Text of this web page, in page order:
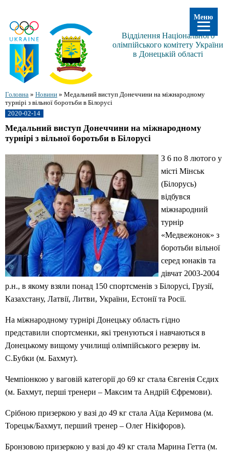
Відділення Національного
олімпійського комітету України
в Донецькій області
Головна » Новини » Медальний виступ Донеччини на міжнародному
турнірі з вільної боротьби в Білорусі
2020-02-14
Медальний виступ Донеччини на міжнародному
турнірі з вільної боротьби в Білорусі
З 6 по 8 лютого у
місті Мінськ
(Білорусь)
відбувся
міжнародний
турнір
«Медвежонок» з
боротьби вільної
серед юнаків та
дівчат 2003-2004
р.н., в якому взяли понад 150 спортсменів з Білорусі, Грузії,
Казахстану, Латвії, Литви, України, Естонії та Росії.
На міжнародному турнірі Донецьку область гідно
представили спортсменки, які тренуються і навчаються в
Донецькому вищому училищі олімпійського резерву ім.
С.Бубки (м. Бахмут).
Чемпіонкою у ваговій категорії до 69 кг стала Євгенія Сєдих
(м. Бахмут, перші тренери – Максим та Андрій Єфремови).
Срібною призеркою у вазі до 49 кг стала Аїда Керимова (м.
Торецьк/Бахмут, перший тренер – Олег Нікіфоров).
Бронзовою призеркою у вазі до 49 кг стала Марина Гетта (м.
Меню